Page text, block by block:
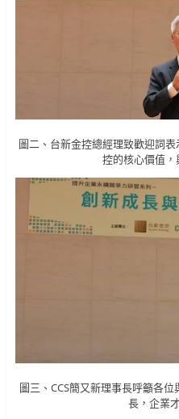
圖二、台新金控總經理致歡迎詞
控的核心價值，
圖三、CCS簡又新理事長呼籲各
長，企業